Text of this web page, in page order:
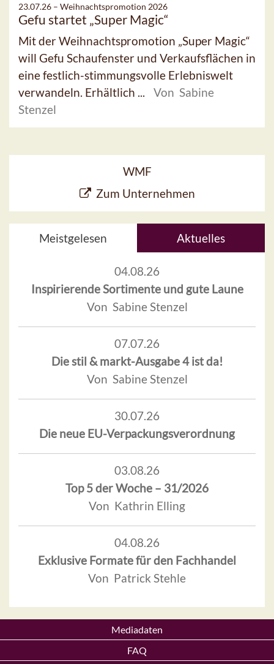
23.07.26 – Weihnachtspromotion 2026
Gefu startet „Super Magic“
Mit der Weihnachtspromotion „Super Magic“
will Gefu Schaufenster und Verkaufsflächen in
eine festlich-stimmungsvolle Erlebniswelt
verwandeln. Erhältlich ...
Von Sabine
Stenzel
WMF
Zum Unternehmen
Meistgelesen Aktuelles
04.08.26
Inspirierende Sortimente und gute Laune
Von Sabine Stenzel
07.07.26
Die stil & markt-Ausgabe 4 ist da!
Von Sabine Stenzel
30.07.26
Die neue EU-Verpackungsverordnung
03.08.26
Top 5 der Woche – 31/2026
Von Kathrin Elling
04.08.26
Exklusive Formate für den Fachhandel
Von Patrick Stehle
Mediadaten
FAQ